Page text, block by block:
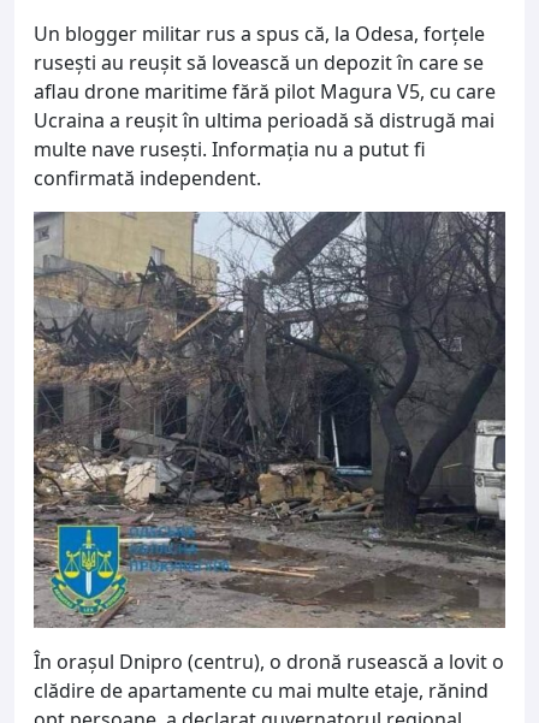
Un blogger militar rus a spus că, la Odesa, forțele
rusești au reușit să lovească un depozit în care se
aflau drone maritime fără pilot Magura V5, cu care
Ucraina a reușit în ultima perioadă să distrugă mai
multe nave rusești. Informația nu a putut fi
confirmată independent.
În oraşul Dnipro (centru), o dronă rusească a lovit o
clădire de apartamente cu mai multe etaje, rănind